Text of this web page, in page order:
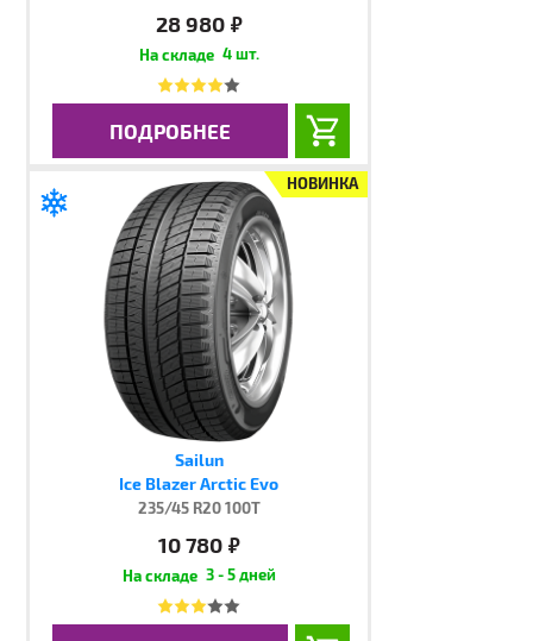
28 980 руб.
4 шт.
ПОДРОБНЕЕ
НОВИНКА
Sailun
Ice Blazer Arctic Evo
235/45 R20 100T
10 780 руб.
3 - 5 дней